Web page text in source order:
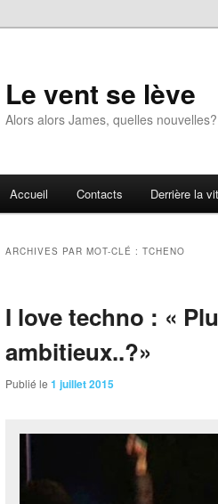
Le vent se lève
Alors alors James, quelles nouvelles?
Accueil Contacts Derrière la
ARCHIVES PAR MOT-CLÉ : TCHENO
I love techno : «
ambitieux..?»
Publié le 1 juillet 2015